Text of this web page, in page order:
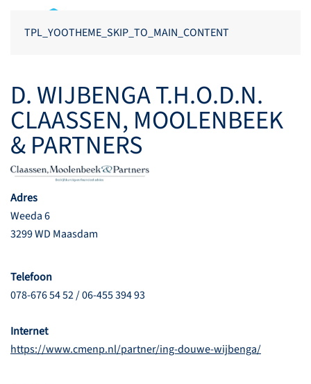
TPL_YOOTHEME_SKIP_TO_MAIN_CONTENT
D. WIJBENGA T.H.O.D.N.
CLAASSEN, MOOLENBEEK
& PARTNERS
Adres
Weeda 6
3299 WD Maasdam
Telefoon
078-676 54 52 / 06-455 394 93
Internet
https://www.cmenp.nl/partner/ing-douwe-wijbenga/